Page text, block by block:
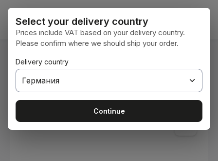
Преминете към основното съдържание
Вие сте тук: Начална страница
Бои и лакове
Пропуснете галерия с изображения
Select your delivery country
Prices include VAT based on your delivery country.
Please confirm where we should ship your order.
Delivery country
Continue